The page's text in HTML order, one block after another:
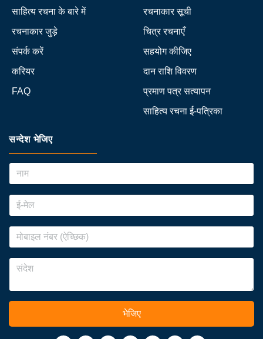
साहित्य रचना के बारे में
रचनाकार जुड़े
संपर्क करें
करियर
FAQ
रचनाकार सूची
चित्र रचनाएँ
सहयोग कीजिए
दान राशि विवरण
प्रमाण पत्र सत्यापन
साहित्य रचना ई-पत्रिका
सन्देश भेजिए
भेजिए